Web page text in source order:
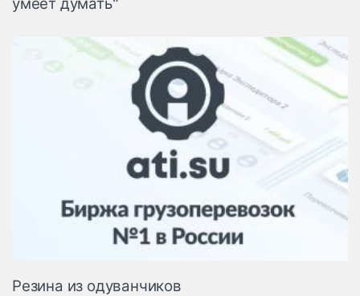
Резина из одуванчиков